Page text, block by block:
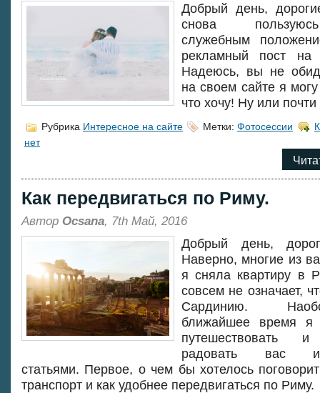
Добрый день,
снова
служебным
рекламный пост на
Надеюсь, вы не
на своем сайте я
что хочу! Ну или
Рубрика Интересное на сайте Метки: Фотосессии
нет
Как передвигаться по Риму.
Автор Ocsana, 7th Май, 2016
Добрый день,
Наверно, многие из
я сняла квартиру в
совсем не означает,
Сардинию.
ближайшее время я
путешествовать и
радовать вас
статьями. Первое, о чем бы хотелось
транспорт и как удобнее передвигаться по Риму.